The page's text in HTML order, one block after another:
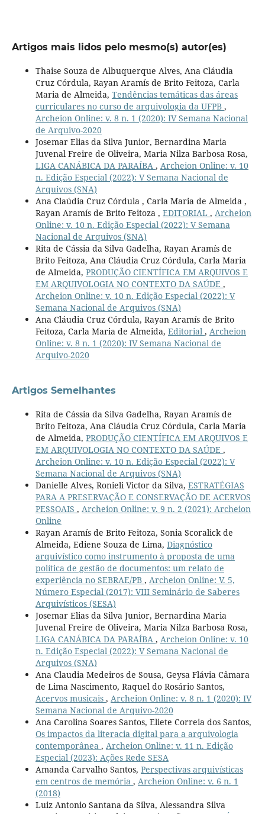
Artigos mais lidos pelo mesmo(s) autor(es)
Thaise Souza de Albuquerque Alves, Ana Cláudia
Cruz Córdula, Rayan Aramís de Brito Feitoza, Carla
Maria de Almeida, Tendências temáticas das áreas
curriculares no curso de arquivologia da UFPB ,
Archeion Online: v. 8 n. 1 (2020): IV Semana Nacional
de Arquivo-2020
Josemar Elias da Silva Junior, Bernardina Maria
Juvenal Freire de Oliveira, Maria Nilza Barbosa Rosa,
LIGA CANÁBICA DA PARAÍBA , Archeion Online: v. 10
n. Edição Especial (2022): V Semana Nacional de
Arquivos (SNA)
Ana Claúdia Cruz Córdula , Carla Maria de Almeida ,
Rayan Aramís de Brito Feitoza , EDITORIAL , Archeion
Online: v. 10 n. Edição Especial (2022): V Semana
Nacional de Arquivos (SNA)
Rita de Cássia da Silva Gadelha, Rayan Aramís de
Brito Feitoza, Ana Cláudia Cruz Córdula, Carla Maria
de Almeida, PRODUÇÃO CIENTÍFICA EM ARQUIVOS E
EM ARQUIVOLOGIA NO CONTEXTO DA SAÚDE ,
Archeion Online: v. 10 n. Edição Especial (2022): V
Semana Nacional de Arquivos (SNA)
Ana Cláudia Cruz Córdula, Rayan Aramís de Brito
Feitoza, Carla Maria de Almeida, Editorial , Archeion
Online: v. 8 n. 1 (2020): IV Semana Nacional de
Arquivo-2020
Artigos Semelhantes
Rita de Cássia da Silva Gadelha, Rayan Aramís de
Brito Feitoza, Ana Cláudia Cruz Córdula, Carla Maria
de Almeida, PRODUÇÃO CIENTÍFICA EM ARQUIVOS E
EM ARQUIVOLOGIA NO CONTEXTO DA SAÚDE ,
Archeion Online: v. 10 n. Edição Especial (2022): V
Semana Nacional de Arquivos (SNA)
Danielle Alves, Ronieli Victor da Silva, ESTRATÉGIAS
PARA A PRESERVAÇÃO E CONSERVAÇÃO DE ACERVOS
PESSOAIS , Archeion Online: v. 9 n. 2 (2021): Archeion
Online
Rayan Aramís de Brito Feitoza, Sonia Scoralick de
Almeida, Ediene Souza de Lima, Diagnóstico
arquivístico como instrumento à proposta de uma
política de gestão de documentos: um relato de
experiência no SEBRAE/PB , Archeion Online: V. 5,
Número Especial (2017): VIII Seminário de Saberes
Arquivísticos (SESA)
Josemar Elias da Silva Junior, Bernardina Maria
Juvenal Freire de Oliveira, Maria Nilza Barbosa Rosa,
LIGA CANÁBICA DA PARAÍBA , Archeion Online: v. 10
n. Edição Especial (2022): V Semana Nacional de
Arquivos (SNA)
Ana Claudia Medeiros de Sousa, Geysa Flávia Câmara
de Lima Nascimento, Raquel do Rosário Santos,
Acervos musicais , Archeion Online: v. 8 n. 1 (2020): IV
Semana Nacional de Arquivo-2020
Ana Carolina Soares Santos, Eliete Correia dos Santos,
Os impactos da literacia digital para a arquivologia
contemporânea , Archeion Online: v. 11 n. Edição
Especial (2023): Ações Rede SESA
Amanda Carvalho Santos, Perspectivas arquivísticas
em centros de memória , Archeion Online: v. 6 n. 1
(2018)
Luiz Antonio Santana da Silva, Alessandra Silva